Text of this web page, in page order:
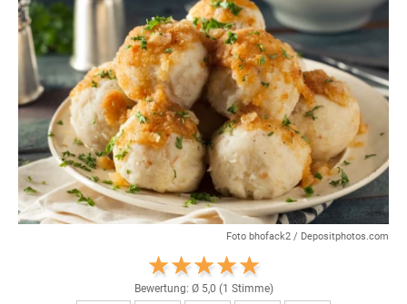
Foto bhofack2 / Depositphotos.com
Bewertung: Ø 5,0 (1 Stimme)